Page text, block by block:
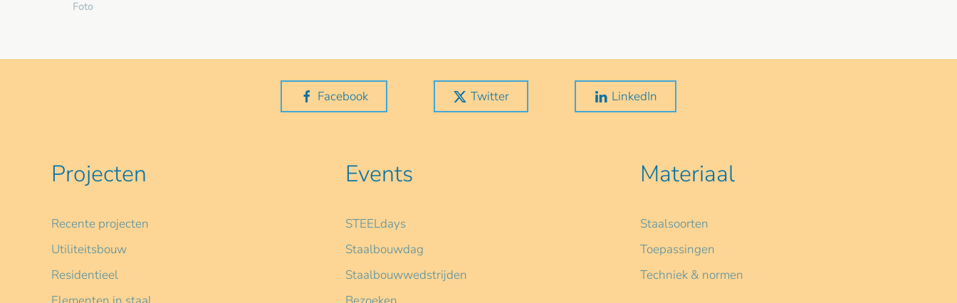
Foto
Facebook Twitter LinkedIn
Projecten
Recente projecten
Utiliteitsbouw
Residentieel
Events
STEELdays
Staalbouwdag
Staalbouwwedstrijden
Materiaal
Staalsoorten
Toepassingen
Techniek & normen